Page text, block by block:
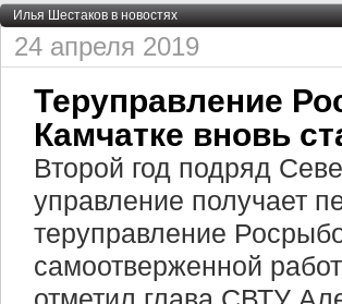
Илья Шестаков в новостях
24 апреля 2019
Теруправление
Камчатке вновь
Второй год подряд
управление получает
теруправление
самоотверженной